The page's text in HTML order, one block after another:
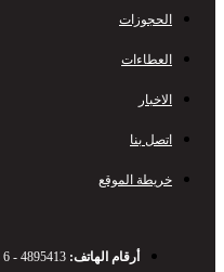
الحجوزات
العطاءات
الاخبار
اتصل بنا
خريطة الموقع
أرقام الهاتف: 00962 - 6 - 4895413